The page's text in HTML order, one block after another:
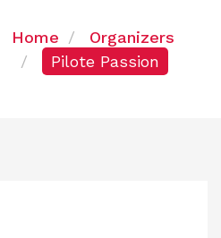
Home
Organizers
Pilote Passion